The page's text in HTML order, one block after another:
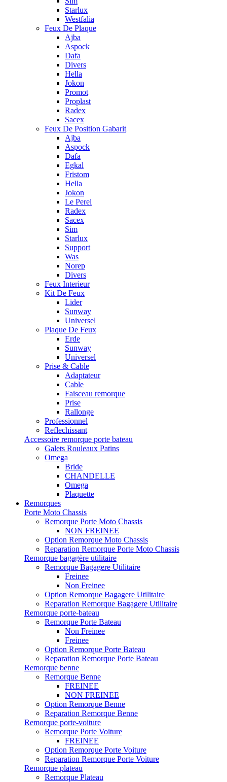
Starlux
Westfalia
Feux De Plaque
Ajba
Aspock
Dafa
Divers
Hella
Jokon
Promot
Proplast
Radex
Sacex
Feux De Position Gabarit
Ajba
Aspock
Dafa
Egkal
Fristom
Hella
Jokon
Le Perei
Radex
Sacex
Sim
Starlux
Support
Was
Norep
Divers
Feux Interieur
Kit De Feux
Lider
Sunway
Universel
Plaque De Feux
Erde
Sunway
Universel
Prise & Cable
Adaptateur
Cable
Faisceau remorque
Prise
Rallonge
Professionnel
Reflechissant
Accessoire remorque porte bateau
Galets Rouleaux Patins
Omega
Bride
CHANDELLE
Omega
Plaquette
Remorques
Porte Moto Chassis
Remorque Porte Moto Chassis
NON FREINEE
Option Remorque Moto Chassis
Reparation Remorque Porte Moto Chassis
Remorque bagagère utilitaire
Remorque Bagagere Utilitaire
Freinee
Non Freinee
Option Remorque Bagagere Utilitaire
Reparation Remorque Bagagere Utilitaire
Remorque porte-bateau
Remorque Porte Bateau
Non Freinee
Freinee
Option Remorque Porte Bateau
Reparation Remorque Porte Bateau
Remorque benne
Remorque Benne
FREINEE
NON FREINEE
Option Remorque Benne
Reparation Remorque Benne
Remorque porte-voiture
Remorque Porte Voiture
FREINEE
Option Remorque Porte Voiture
Reparation Remorque Porte Voiture
Remorque plateau
Remorque Plateau